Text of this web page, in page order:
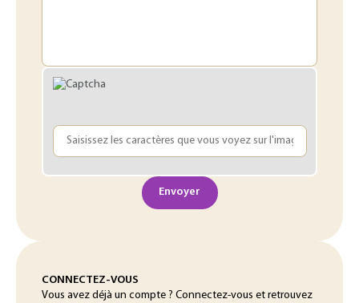
Envoyer
CONNECTEZ-VOUS
Vous avez déjà un compte ? Connectez-vous et retrouvez